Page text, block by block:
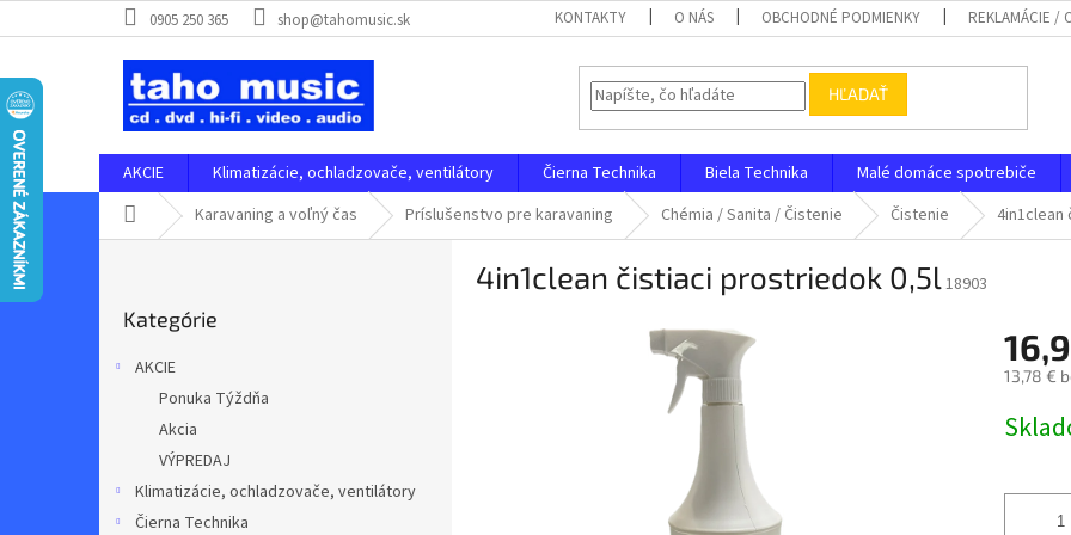
na
0905 250 365 shop@tahomusic.sk KONTAKTY O NÁS OBCHODNÉ PODMIENKY REKLAMÁCIE /
HĽADAŤ
AKCIE Klimatizácie, ochladzovače, ventilátory Čierna Technika Biela Technika Malé domáce spotrebiče
DomovKaravaning a voľný čas Príslušenstvo pre karavaning Chémia / Sanita / Čistenie Čistenie
kategórie
Kategórie
AKCIE
Ponuka Týždňa
Akcia
VÝPREDAJ
Klimatizácie, ochladzovače, ventilátory
Čierna Technika
4in1clean čistiaci prostriedok 0,5l18903
13,78 €
cena: